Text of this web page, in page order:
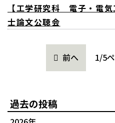
【工学研究科 電子・電
士論文公聴会
前へ 1/5
過去の投稿